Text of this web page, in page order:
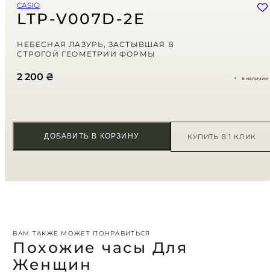
последующих моих комментариев.
Ваш отзыв
CASIO
LTP-V007D-2E
НЕБЕСНАЯ ЛАЗУРЬ, ЗАСТЫВШАЯ В
СТРОГОЙ ГЕОМЕТРИИ ФОРМЫ
2 200 ₴ в наличии
ДОБАВИТЬ В КОРЗИНУ КУПИТЬ В 1 КЛИК
ВАМ ТАКЖЕ МОЖЕТ ПОНРАВИТЬСЯ
Похожие часы Для
Женщин